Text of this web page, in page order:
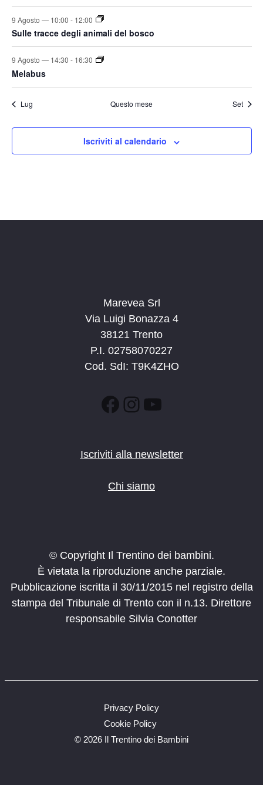
v
N
g
o
a
.
v
e
n
t
i
i
i
i
i
i
i
i
9 Agosto — 10:00 - 12:00
Sulle tracce degli animali del bosco
9 Agosto — 14:30 - 16:30
Melabus
Lug Questo mese Set
Iscriviti al calendario
Marevea Srl
Via Luigi Bonazza 4
38121 Trento
P.I. 02758070227
Cod. SdI: T9K4ZHO
Facebook
Instagram
YouTube
Iscriviti alla newsletter
Chi siamo
© Copyright Il Trentino dei bambini.
È vietata la riproduzione anche parziale.
Pubblicazione iscritta il 30/11/2015 nel registro della
stampa del Tribunale di Trento con il n.13. Direttore
responsabile Silvia Conotter
© 2026 Il Trentino dei Bambini
Privacy Policy
Cookie Policy